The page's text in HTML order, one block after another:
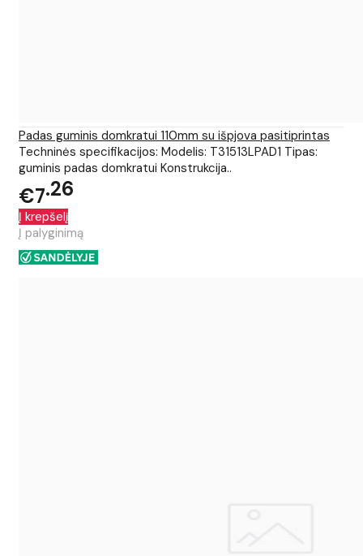
Padas guminis domkratui 110mm su išpjova pasitiprintas
Techninės specifikacijos: Modelis: T31513LPAD1 Tipas:
guminis padas domkratui Konstrukcija..
€7 26
Į krepšelį
Į palyginimą